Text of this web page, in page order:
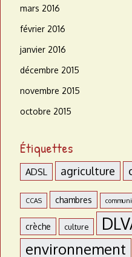
mars 2016
février 2016
janvier 2016
décembre 2015
novembre 2015
octobre 2015
Étiquettes
ADSL agriculture
CCAS chambres
crèche culture
environnement